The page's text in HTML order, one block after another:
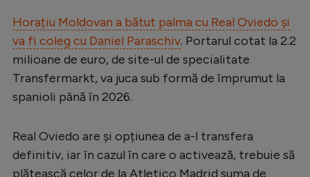
Premier League
LaLiga
Serie A
Bundesliga
Ligue 1
Campionate
Horațiu Moldovan a bătut palma cu Real Oviedo și
va fi coleg cu Daniel Paraschiv. Portarul cotat la 2.2
milioane de euro, de site-ul de specialitate
Transfermarkt, va juca sub formă de împrumut la
spanioli până în 2026.
Real Oviedo are și opțiunea de a-l transfera
definitiv, iar în cazul în care o activează, trebuie să
plătească celor de la Atletico Madrid suma de